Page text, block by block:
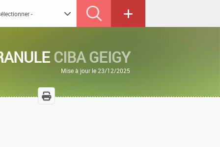
CIBA GEIGY
Mise à jour le 23/12/2025